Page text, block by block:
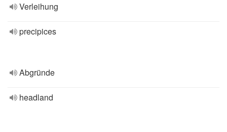
Verleihung
precipices
Abgründe
headland